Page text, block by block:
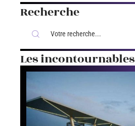
Recherche
Les incontournables